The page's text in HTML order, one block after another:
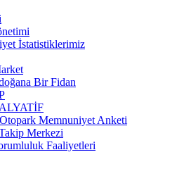
İstatistiklerimiz
Bir Fidan
Memnuniyet Anketi
Merkezi
Faaliyetleri